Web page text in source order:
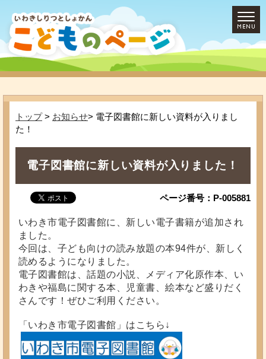
トップ> お知らせ> 電子図書館に新しい資料が入りまし
た！
電子図書館に新しい資料が入りました！
ページ番号：P-005881
いわき市電子図書館に、新しい電子書籍が追加され
ました。
今回は、子ども向けの読み放題の本94件が、新しく
読めるようになりました。
電子図書館は、話題の小説、メディア化原作本、い
わきや福島に関する本、児童書、絵本など盛りだく
さんです！ぜひご利用ください。
「いわき市電子図書館」はこちら↓